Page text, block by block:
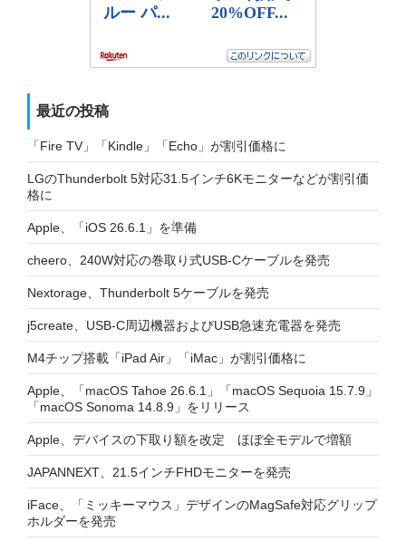
最近の投稿
「Fire TV」「Kindle」「Echo」が割引価格に
LGのThunderbolt 5対応31.5インチ6Kモニターなどが割引価
格に
Apple、「iOS 26.6.1」を準備
cheero、240W対応の巻取り式USB-Cケーブルを発売
Nextorage、Thunderbolt 5ケーブルを発売
j5create、USB-C周辺機器およびUSB急速充電器を発売
M4チップ搭載「iPad Air」「iMac」が割引価格に
Apple、「macOS Tahoe 26.6.1」「macOS Sequoia 15.7.9」
「macOS Sonoma 14.8.9」をリリース
Apple、デバイスの下取り額を改定 ほぼ全モデルで増額
JAPANNEXT、21.5インチFHDモニターを発売
iFace、「ミッキーマウス」デザインのMagSafe対応グリップ
ホルダーを発売